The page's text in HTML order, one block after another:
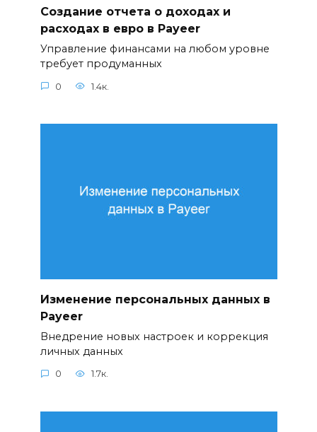
Создание отчета о доходах и
расходах в евро в Payeer
Управление финансами на любом уровне
требует продуманных
0 1.4к.
Изменение персональных данных в
Payeer
Внедрение новых настроек и коррекция
личных данных
0 1.7к.